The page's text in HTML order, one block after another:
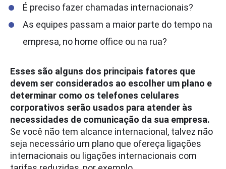
É preciso fazer chamadas internacionais?
As equipes passam a maior parte do tempo na
empresa, no home office ou na rua?
Esses são alguns dos principais fatores que
devem ser considerados ao escolher um plano e
determinar como os telefones celulares
corporativos serão usados para atender às
necessidades de comunicação da sua empresa.
Se você não tem alcance internacional, talvez não
seja necessário um plano que ofereça ligações
internacionais ou ligações internacionais com